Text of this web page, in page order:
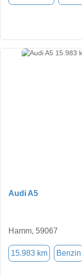
Audi A5
Hamm, 59067
15.983 km Benzin